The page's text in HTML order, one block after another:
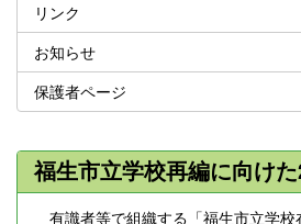
リンク
お知らせ
保護者ページ
福生市立学校再編に向け
有識者等で組織する「福生市立学校